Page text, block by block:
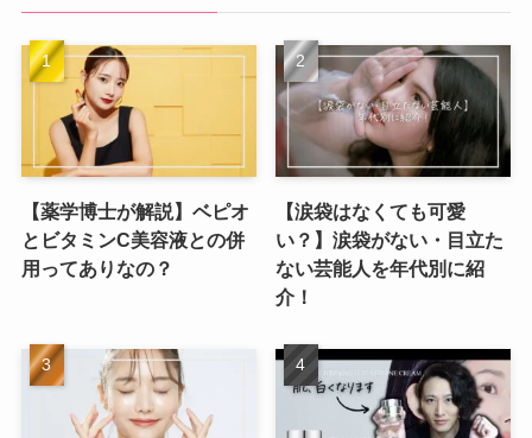
【薬学博士が解説】ベピオ
とビタミンC美容液との併
用ってありなの？
【涙袋はなくても可愛
い？】涙袋がない・目立た
ない芸能人を年代別に紹
介！